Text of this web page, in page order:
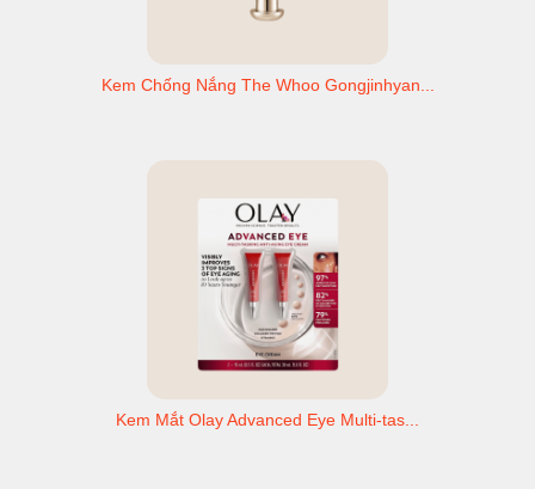
Kem Chống Nắng The Whoo Gongjinhyan...
Kem Mắt Olay Advanced Eye Multi-tas...